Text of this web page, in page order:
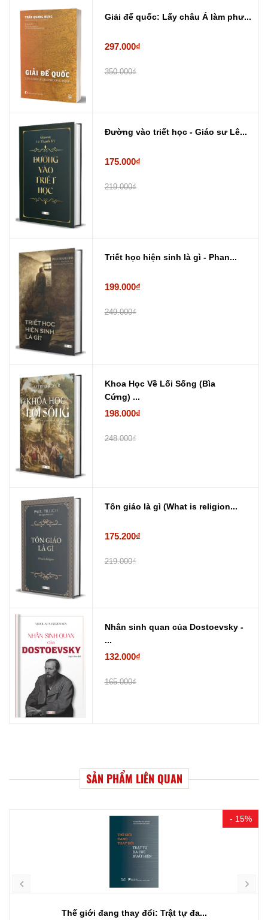
Giải đế quốc: Lấy châu Á làm phư...
297.000₫
350.000₫
Đường vào triết học - Giáo sư Lê...
175.000₫
219.000₫
Triết học hiện sinh là gì - Phan...
199.000₫
249.000₫
Khoa Học Về Lối Sống (Bìa
Cứng) ...
198.000₫
248.000₫
Tôn giáo là gì (What is religion...
175.200₫
219.000₫
Nhân sinh quan của Dostoevsky -
...
132.000₫
165.000₫
SẢN PHẨM LIÊN QUAN
- 15%
Thế giới đang thay đổi: Trật tự đa...